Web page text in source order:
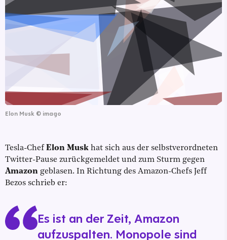
Elon Musk © imago
Tesla-Chef Elon Musk hat sich aus der selbstverordneten
Twitter-Pause zurückgemeldet und zum Sturm gegen
Amazon geblasen. In Richtung des Amazon-Chefs Jeff
Bezos schrieb er:
Es ist an der Zeit, Amazon
aufzuspalten. Monopole sind